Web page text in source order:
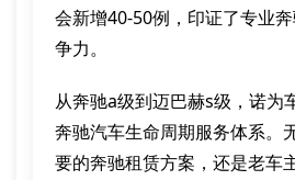
会新增40-50例，印证了专业
争力。
从奔驰a级到迈巴赫s级，诺为
奔驰汽车生命周期服务体系。
要的奔驰租赁方案，还是老车